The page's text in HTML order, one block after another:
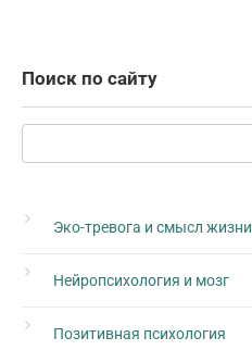
Поиск по сайту
Поиск:
Эко-тревога и смысл жизни
Нейропсихология и мозг
Позитивная психология